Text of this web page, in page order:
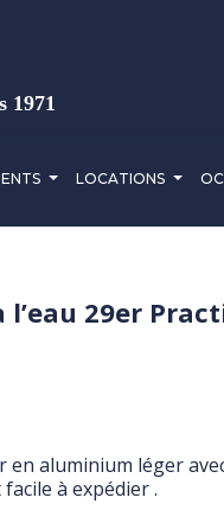
1971
LOCATIONS
29er
en aluminium léger
à expédier .